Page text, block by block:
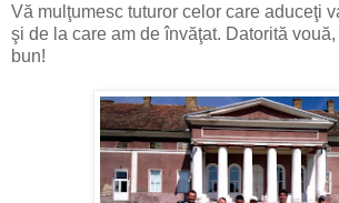
Vă mulţumesc tuturor celor care aduceţi
şi de la care am de învăţat. Datorită
bun!